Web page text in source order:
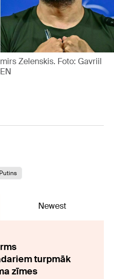
Zelenskis. Foto: Gavriil
Newest
turpmāk
zīmes